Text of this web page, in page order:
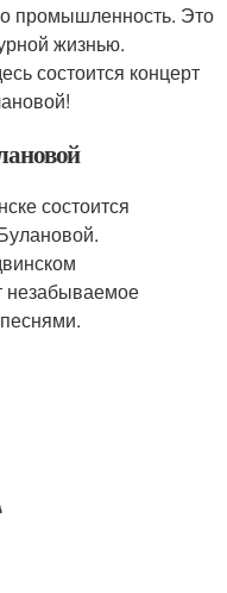
промышленность. Это
жизнью.
состоится концерт
состоится
незабываемое